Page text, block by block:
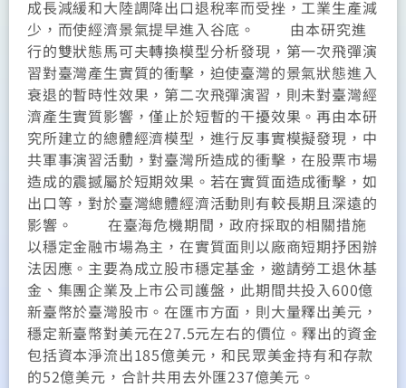
成長減緩和大陸調降出口退稅率而受挫，工業生產減
少，而使經濟景氣提早進入谷底。 由本研究進
行的雙狀態馬可夫轉換模型分析發現，第一次飛彈演
習對臺灣產生實質的衝擊，迫使臺灣的景氣狀態進入
衰退的暫時性效果，第二次飛彈演習，則未對臺灣經
濟產生實質影響，僅止於短暫的干擾效果。再由本研
究所建立的總體經濟模型，進行反事實模擬發現，中
共軍事演習活動，對臺灣所造成的衝擊，在股票市場
造成的震撼屬於短期效果。若在實質面造成衝擊，如
出口等，對於臺灣總體經濟活動則有較長期且深遠的
影響。 在臺海危機期間，政府採取的相關措施
以穩定金融市場為主，在實質面則以廠商短期抒困辦
法因應。主要為成立股市穩定基金，邀請勞工退休基
金、集團企業及上市公司護盤，此期間共投入600億
新臺幣於臺灣股市。在匯市方面，則大量釋出美元，
穩定新臺幣對美元在27.5元左右的價位。釋出的資金
包括資本淨流出185億美元，和民眾美金持有和存款
的52億美元，合計共用去外匯237億美元。